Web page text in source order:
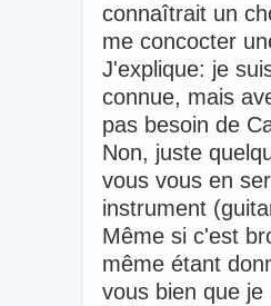
connaîtrait un
me concocter
J'explique: je
connue, mais
pas besoin de
Non, juste
vous vous en
instrument
Même si c'est
même étant
vous bien que